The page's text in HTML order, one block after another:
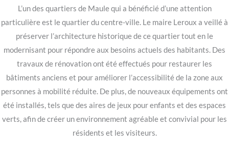
L’un des quartiers de Maule qui a bénéficié d’une attention
particulière est le quartier du centre-ville. Le maire Leroux a veillé à
préserver l’architecture historique de ce quartier tout en le
modernisant pour répondre aux besoins actuels des habitants. Des
travaux de rénovation ont été effectués pour restaurer les
bâtiments anciens et pour améliorer l’accessibilité de la zone aux
personnes à mobilité réduite. De plus, de nouveaux équipements ont
été installés, tels que des aires de jeux pour enfants et des espaces
verts, afin de créer un environnement agréable et convivial pour les
résidents et les visiteurs.